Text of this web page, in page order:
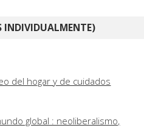
INDIVIDUALMENTE)
del hogar y de cuidados
global : neoliberalismo,